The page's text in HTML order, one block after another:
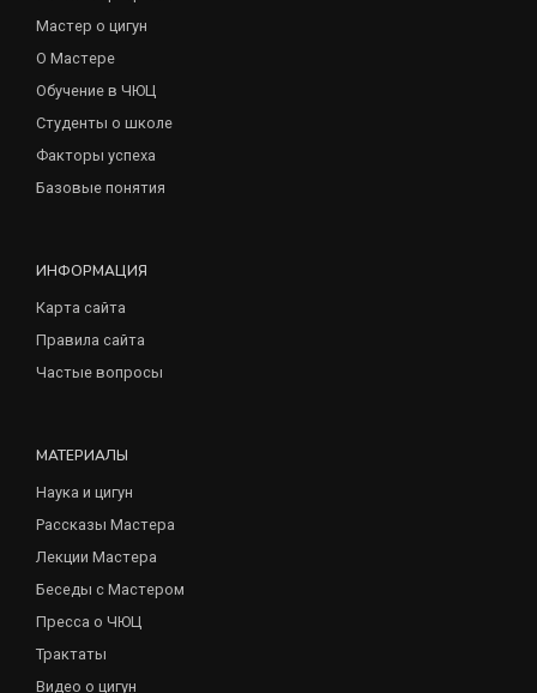
Мастер о цигун
О Мастере
Обучение в ЧЮЦ
Студенты о школе
Факторы успеха
Базовые понятия
ИНФОРМАЦИЯ
Карта сайта
Правила сайта
Частые вопросы
МАТЕРИАЛЫ
Наука и цигун
Рассказы Мастера
Лекции Мастера
Беседы с Мастером
Пресса о ЧЮЦ
Трактаты
Видео о цигун